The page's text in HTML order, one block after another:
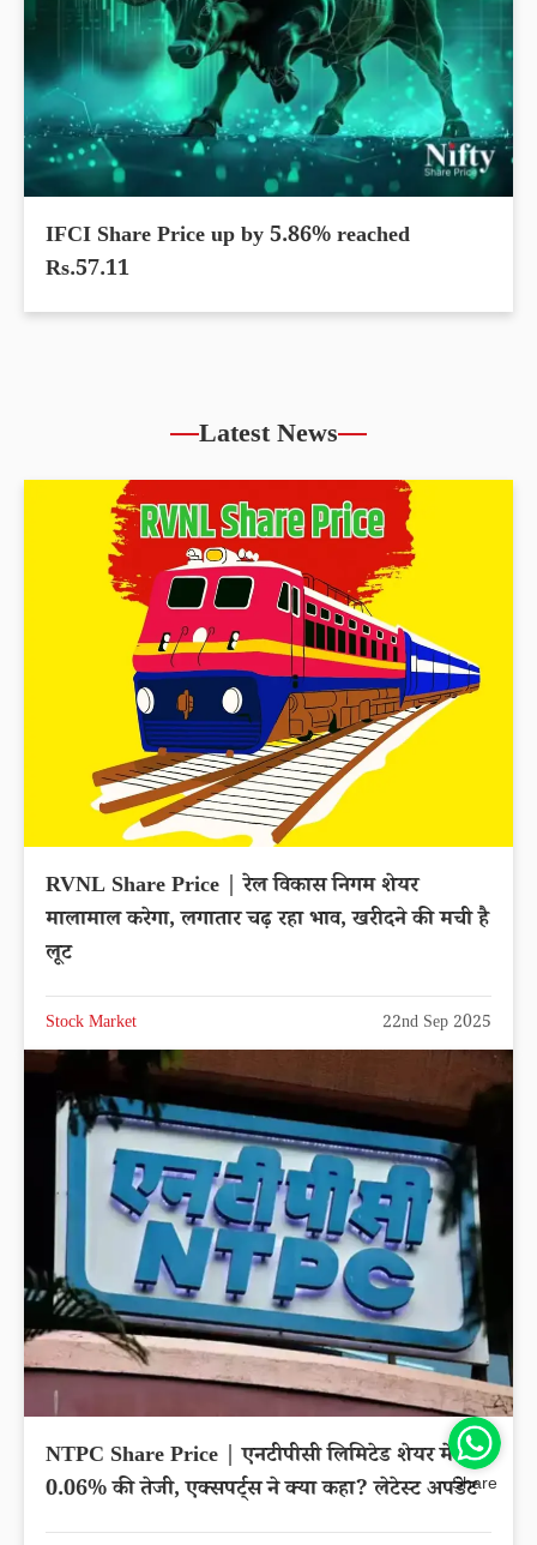
IFCI Share Price up by 5.86% reached
Rs.57.11
Latest News
RVNL Share Price | रेल विकास निगम शेयर
मालामाल करेगा, लगातार चढ़ रहा भाव, खरीदने की मची है
लूट
Stock Market 22nd Sep 2025
NTPC Share Price | एनटीपीसी लिमिटेड शेयर में
0.06% की तेजी, एक्सपर्ट्स ने क्या कहा? लेटेस्ट अपडेटShare